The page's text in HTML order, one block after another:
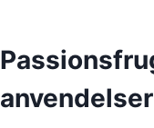
anvendelser